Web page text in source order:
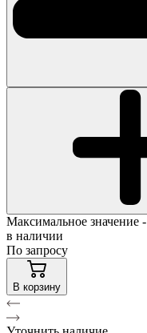
Максимальное значение -
в наличии
По запросу
В корзину